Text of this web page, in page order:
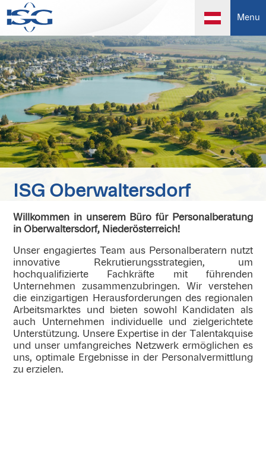
Menu
ISG Oberwaltersdorf
Willkommen in unserem Büro für Personalberatung
in Oberwaltersdorf, Niederösterreich!
Unser engagiertes Team aus Personalberatern nutzt
innovative Rekrutierungsstrategien, um
hochqualifizierte Fachkräfte mit führenden
Unternehmen zusammenzubringen. Wir verstehen
die einzigartigen Herausforderungen des regionalen
Arbeitsmarktes und bieten sowohl Kandidaten als
auch Unternehmen individuelle und zielgerichtete
Unterstützung. Unsere Expertise in der Talentakquise
und unser umfangreiches Netzwerk ermöglichen es
uns, optimale Ergebnisse in der Personalvermittlung
zu erzielen.